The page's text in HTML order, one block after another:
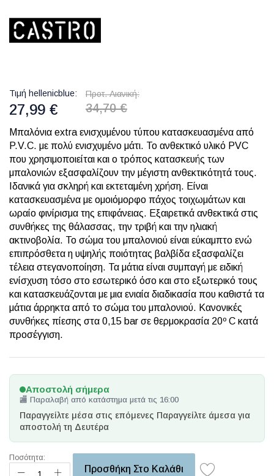
Τιμή hellenicblue
27,99 €
Προτ. Λιανική
34,70 €
Μπαλόνια extra ενισχυμένου τύπου κατασκευασμένα από
P.V.C. με πολύ ενισχυμένο μάτι. Το ανθεκτικό υλικό PVC
που χρησιμοποιείται και ο τρόπος κατασκευής των
μπαλονιών εξασφαλίζουν την μέγιστη ανθεκτικότητά τους.
Iδανικά για σκληρή και εκτεταμένη χρήση. Είναι
κατασκευασμένα με ομοιόμορφο πάχος τοιχωμάτων και
ωραίο φινίρισμα της επιφάνειας. Εξαιρετικά ανθεκτικά στις
συνθήκες της θάλασσας, την τριβή και την ηλιακή
ακτινοβολία. Το σώμα του μπαλονιού είναι εύκαμπτο ενώ
επιπρόσθετα η υψηλής ποιότητας βαλβίδα εξασφαλίζει
τέλεια στεγανοποίηση. Τα μάτια είναι συμπαγή με ειδική
ενίσχυση τόσο στο εσωτερικό όσο και στο εξωτερικό τους
και κατασκευάζονται με μια ενιαία διαδικασία που καθιστά τα
μάτια άρρηκτα από το σώμα του μπαλονιού. Κανονικές
συνθήκες πίεσης στα 0,15 bar σε θερμοκρασία 20º C κατά
προσέγγιση.
Αποστολή σήμερα
🏬 Παραλαβή από κατάστημα μετά τις 16:00
Παραγγείλτε μέσα στις επόμενες Παραγγείλτε άμεσα για
αποστολή τη Δευτέρα
Ποσότητα:
Προσθήκη Στο Καλάθι